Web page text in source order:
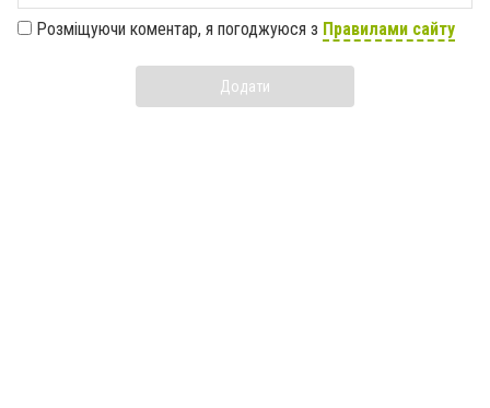
Розміщуючи коментар, я погоджуюся з Правилами сайту
Додати